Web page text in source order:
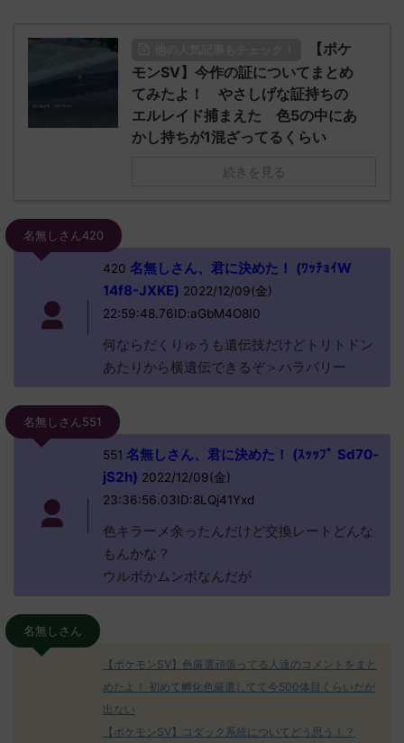
【ポケ
モンSV】今作の証についてまとめ
てみたよ！ やさしげな証持ちの
エルレイド捕まえた 色5の中にあ
かし持ちが1混ざってるくらい
続きを見る
名無しさん420
420 名無しさん、君に決めた！ (ﾜｯﾁｮｲW
14f8-JXKE) 2022/12/09(金)
22:59:48.76ID:aGbM4O8I0
何ならだくりゅうも遺伝技だけどトリトドン
あたりから横遺伝できるぞ＞ハラバリー
名無しさん551
551 名無しさん、君に決めた！ (ｽｯｯﾌﾟ Sd70-
jS2h) 2022/12/09(金)
23:36:56.03ID:8LQj41Yxd
色キラーメ余ったんだけど交換レートどんな
もんかな？
ウルボかムンボなんだが
名無しさん
【ポケモンSV】色厳選頑張ってる人達のコメントをまと
めたよ！ 初めて孵化色厳選してて今500体目くらいだが
出ない
【ポケモンSV】コダック系統についてどう思う！？